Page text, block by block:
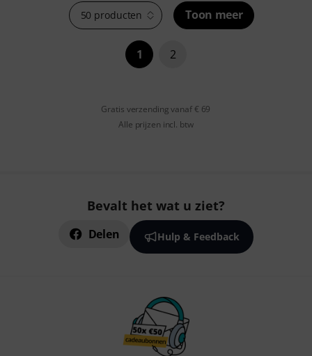
50 producten Toon meer
1 2
Gratis verzending vanaf € 69
Alle prijzen incl. btw
Bevalt het wat u ziet?
Delen Hulp & Feedback